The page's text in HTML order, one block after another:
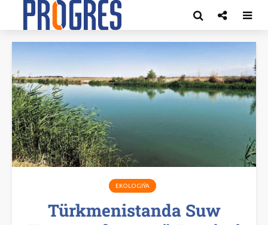
EKOLOGIÝA
Türkmenistanda Suw